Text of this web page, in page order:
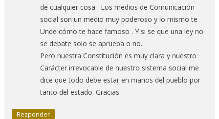
de cualquier cosa . Los medios de Comunicación
social son un medio muy poderoso y lo mismo te
Unde cómo te hace famoso . Y si se que una ley no
se debate solo se aprueba o no.
Pero nuestra Constitución es muy clara y nuestro
Carácter irrevocable de nuestro sistema social me
dice que todo debe estar en manos del pueblo por
tanto del estado. Gracias
Responder